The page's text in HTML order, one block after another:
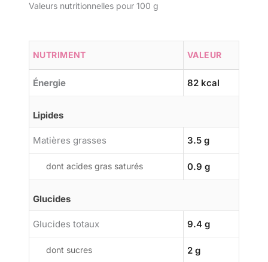
Valeurs nutritionnelles pour 100 g
NUTRIMENT VALEUR
Énergie 82 kcal
Lipides
Matières grasses 3.5 g
dont acides gras saturés 0.9 g
Glucides
Glucides totaux 9.4 g
dont sucres 2 g